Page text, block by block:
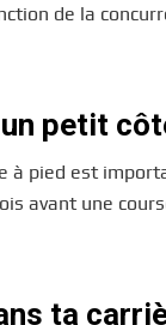
de la
petit
à pied est
avant une
ta